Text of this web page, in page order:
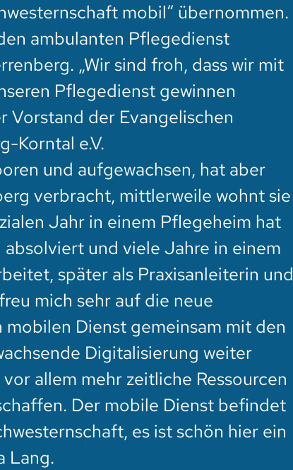
mobil“ übernommen.
ambulanten Pflegedienst
„Wir sind froh, dass wir mit
Pflegedienst gewinnen
Vorstand der Evangelischen
Korntal e.V.
und aufgewachsen, hat aber
verbracht, mittlerweile wohnt sie
Jahr in einem Pflegeheim hat
und viele Jahre in einem
später als Praxisanleiterin und
mich sehr auf die neue
Dienst gemeinsam mit den
Digitalisierung weiter
allem mehr zeitliche Ressourcen
Der mobile Dienst befindet
es ist schön hier ein
Lang.